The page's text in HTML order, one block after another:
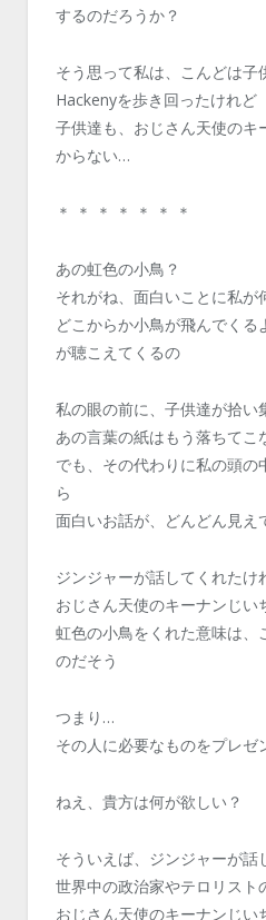
するのだろうか？
そう思って私は、こんどは子
Hackenyを歩き回ったけれど
子供達も、おじさん天使のキ
からない…
＊ ＊ ＊ ＊ ＊ ＊ ＊
あの虹色の小鳥？
それがね、面白いことに私が
どこからか小鳥が飛んでく
が聴こえてくるの
私の眼の前に、子供達が拾い
あの言葉の紙はもう落ちてこ
でも、その代わりに私の頭
ら
面白いお話が、どんどん見え
ジンジャーが話してくれたけ
おじさん天使のキーナンじい
虹色の小鳥をくれた意味は、
のだそう
つまり…
その人に必要なものをプレ
ねえ、貴方は何が欲しい？
そういえば、ジンジャーが話
世界中の政治家やテロリスト
おじさん天使のキーナンじい